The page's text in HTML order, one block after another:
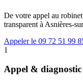
De votre appel au
transparent à Asnières-
Appeler le 09 72 51 99
1
Appel & diagnostic